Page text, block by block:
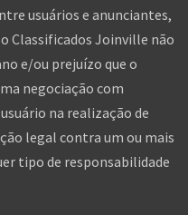
usuários e anunciantes,
Classificados Joinville não
e/ou prejuízo que o
negociação com
na realização de
legal contra um ou mais
tipo de responsabilidade